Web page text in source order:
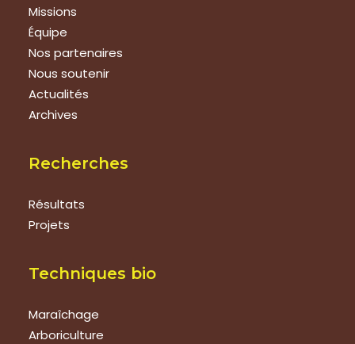
Missions
Équipe
Nos partenaires
Nous soutenir
Actualités
Archives
Recherches
Résultats
Projets
Techniques bio
Maraîchage
Arboriculture